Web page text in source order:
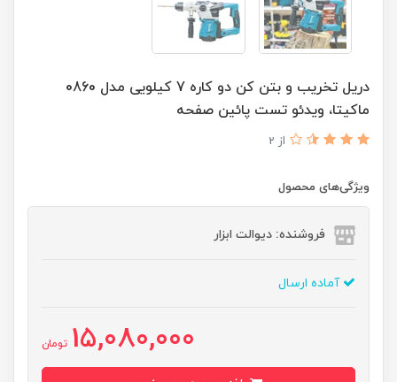
دریل تخریب و بتن کن دو کاره 7 کیلویی مدل 0860
ماکیتا، ویدئو تست پائین صفحه
از 2
ویژگی‌های محصول
فروشنده: دیوالت ابزار
آماده ارسال
15,080,000 تومان